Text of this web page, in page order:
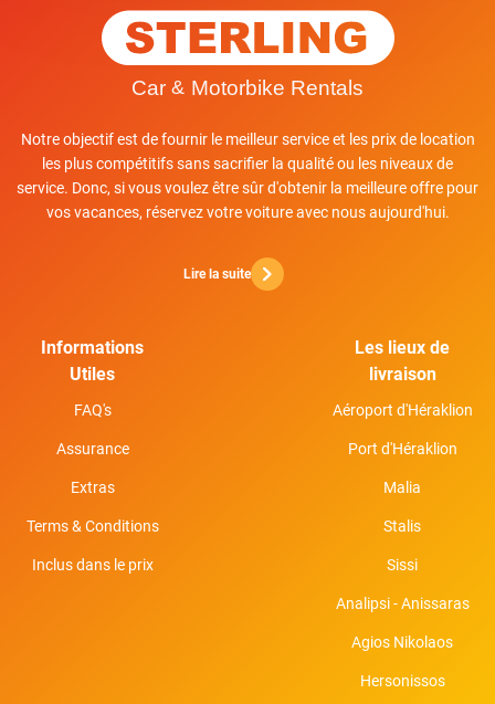
Notre objectif est de fournir le meilleur service et les prix de location
les plus compétitifs sans sacrifier la qualité ou les niveaux de
service. Donc, si vous voulez être sûr d'obtenir la meilleure offre pour
vos vacances, réservez votre voiture avec nous aujourd'hui.
Lire la suite
Informations
Utiles
FAQ's
Assurance
Extras
Terms & Conditions
Inclus dans le prix
Les lieux de
livraison
Aéroport d'Héraklion
Port d'Héraklion
Malia
Stalis
Sissi
Analipsi - Anissaras
Agios Nikolaos
Hersonissos